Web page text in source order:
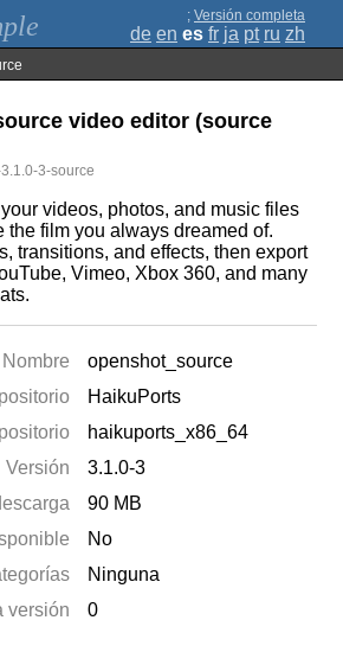
; Versión completa
de en es fr ja pt ru zh
video editor (source
3-source
videos, photos, and music files
the film you always dreamed of.
transitions, and effects, then export
Vimeo, Xbox 360, and many
Nombre
openshot_source
HaikuPorts
haikuports_x86_64
Versión
3.1.0-3
90 MB
No
Ninguna
versión
0